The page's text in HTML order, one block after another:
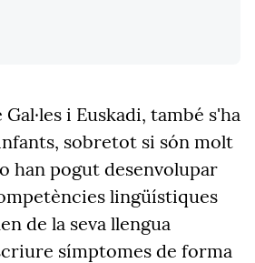
i Euskadi, també s'ha
sobretot si són molt
han pogut desenvolupar
lingüístiques
de la seva llengua
símptomes de forma